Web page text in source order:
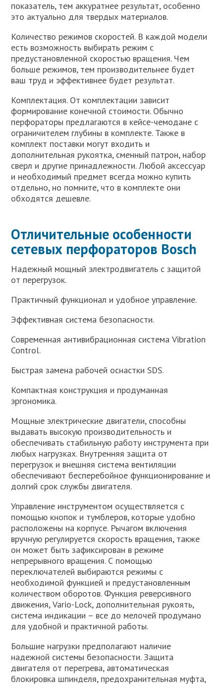
показатель, тем аккуратнее результат, особенно
это актуально для твердых материалов.
Количество режимов скоростей. В каждой модели
есть возможность выбирать режим с
предустановленной скоростью вращения. Чем
больше режимов, тем производительнее будет
ваш труд и эффективнее будет результат.
Комплектация. От комплектации зависит
формирование конечной стоимости. Обычно
перфораторы предлагаются в кейсе-чемодане с
ограничителем глубины в комплекте. Также в
комплект поставки могут входить и
дополнительная рукоятка, сменный патрон, набор
сверл и другие принадлежности. Любой аксессуар
и необходимый предмет всегда можно купить
отдельно, но помните, что в комплекте они
обходятся дешевле.
Отличительные особенности
сетевых перфораторов Bosch
Надежный мощный электродвигатель с защитой
от перегрузок.
Практичный функционал и удобное управление.
Эффективная система безопасности.
Современная антивибрационная система Vibration
Control.
Быстрая замена рабочей оснастки SDS.
Компактная конструкция и продуманная
эргономика.
Мощные электрические двигатели, способны
выдавать высокую производительность и
обеспечивать стабильную работу инструмента при
любых нагрузках. Внутренняя защита от
перегрузок и внешняя система вентиляции
обеспечивают бесперебойное функционирование и
долгий срок службы двигателя.
Управление инструментом осуществляется с
помощью кнопок и тумблеров, которые удобно
расположены на корпусе. Рычагом включения
вручную регулируется скорость вращения, также
он может быть зафиксирован в режиме
непрерывного вращения. С помощью
переключателей выбираются режимы с
необходимой функцией и предустановленным
количеством оборотов. Функция реверсивного
движения, Vario-Lock, дополнительная рукоять,
система индикации – все до мелочей продумано
для удобной и практичной работы.
Большие нагрузки предполагают наличие
надежной системы безопасности. Защита
двигателя от перегрева, автоматическая
блокировка шпинделя, предохранительная муфта,